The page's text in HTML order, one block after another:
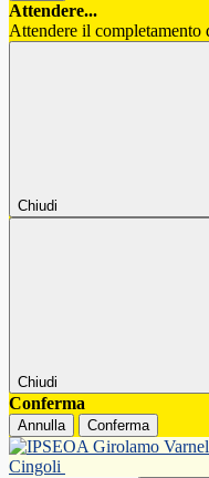
Attendere...
Attendere il completamento
Chiudi
Chiudi
Conferma
Annulla Conferma
Cingoli